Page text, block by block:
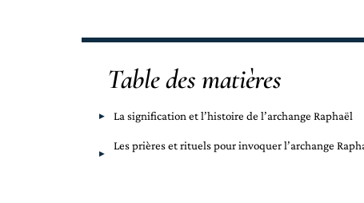
Table des matières
La signification et l’histoire de l’archange Raphaël
Les prières et rituels pour invoquer l’archange